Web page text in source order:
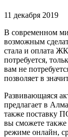
11 декабря 2019
В современном
возможным
стала и оплата
потребуется,
вам не
позволяет в
Развивающаяся
предлагает в
также поставку
вы сможете
режиме онлайн,